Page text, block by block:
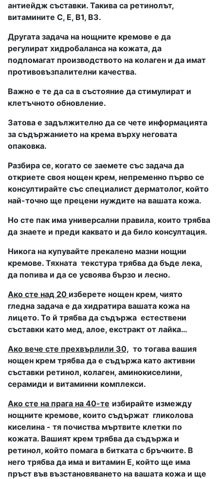
антиейдж съставки. Такива са ретинолът,
витамините С, Е, В1, В3.
Другата задача на нощните кремове е да
регулират хидробаланса на кожата, да
подпомагат производството на колаген и да имат
противовъзпалителни качества.
Важно е те да са в състояние да стимулират и
клетъчното обновление.
Затова е задължително да се чете информацията
за съдържанието на крема върху неговата
опаковка.
Разбира се, когато се заемете със задача да
откриете своя нощен крем, непременно първо се
консултирайте със специалист дерматолог, който
най-точно ще прецени нуждите на вашата кожа.
Но сте пак има универсални правила, които трябва
да знаете и преди каквато и да било консултация.
Никога на купувайте прекалено мазни нощни
кремове. Тяхната текстура трябва да бъде лека,
да попива и да се усвоява бързо и лесно.
Ако сте над 20 изберете нощен крем, чиято
гледна задача е да хидратира вашата кожа на
лицето. То й трябва да съдържа естествени
съставки като мед, алое, екстракт от лайка…
Ако вече сте прехвърлили 30, то тогава вашия
нощен крем трябва да е съдържа като активни
съставки ретинол, колаген, аминокиселини,
серамиди и витаминни комплекси.
Ако сте на прага на 40-те избирайте измежду
нощните кремове, които съдържат гликолова
киселина - тя почиства мъртвите клетки по
кожата. Вашият крем трябва да съдържа и
ретинол, който помага в битката с бръчките. В
него трябва да има и витамин Е, който ще има
пръст във възстановяването на вашата кожа и ще